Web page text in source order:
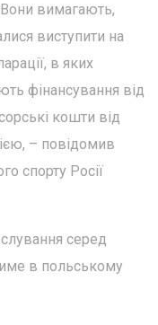
вимагають,
виступити на
в яких
фінансування від
кошти від
– повідомив
спорту Росії
серед
в польському